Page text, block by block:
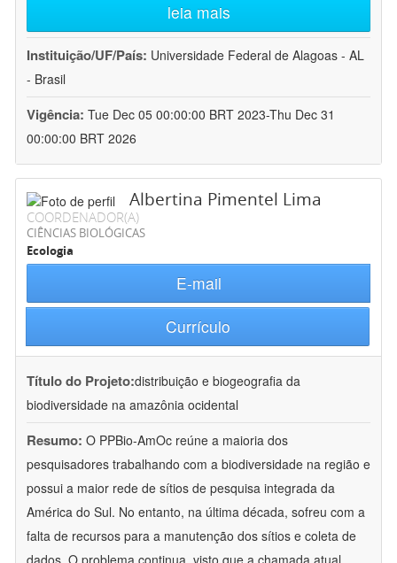
leia mais
Instituição/UF/País: Universidade Federal de Alagoas - AL
- Brasil
Vigência: Tue Dec 05 00:00:00 BRT 2023-Thu Dec 31
00:00:00 BRT 2026
Albertina Pimentel Lima
COORDENADOR(A)
CIÊNCIAS BIOLÓGICAS
Ecologia
E-mail
Currículo
Título do Projeto:distribuição e biogeografia da
biodiversidade na amazônia ocidental
Resumo: O PPBio-AmOc reúne a maioria dos
pesquisadores trabalhando com a biodiversidade na região e
possui a maior rede de sítios de pesquisa integrada da
América do Sul. No entanto, na última década, sofreu com a
falta de recursos para a manutenção dos sítios e coleta de